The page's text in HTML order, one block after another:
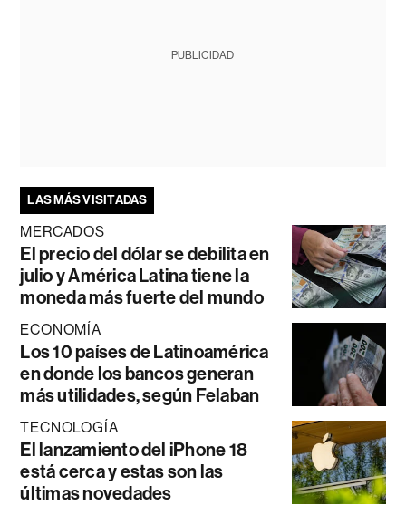
PUBLICIDAD
LAS MÁS VISITADAS
MERCADOS
El precio del dólar se debilita en
julio y América Latina tiene la
moneda más fuerte del mundo
ECONOMÍA
Los 10 países de Latinoamérica
en donde los bancos generan
más utilidades, según Felaban
TECNOLOGÍA
El lanzamiento del iPhone 18
está cerca y estas son las
últimas novedades